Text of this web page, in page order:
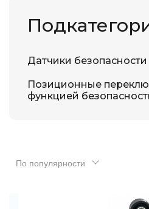
Датчики безопасности
Позиционные
функцией
По популярности